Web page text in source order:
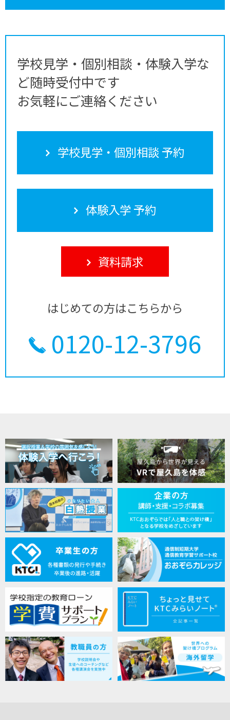
学校見学・個別相談・体験入学な
ど随時受付中です
お気軽にご連絡ください
学校見学・個別相談 予約
体験入学 予約
資料請求
はじめての方はこちらから
0120-12-3796